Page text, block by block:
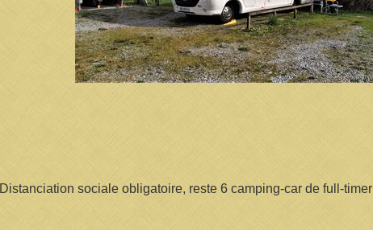
Distanciation sociale obligatoire, reste 6 camping-car de full-timer